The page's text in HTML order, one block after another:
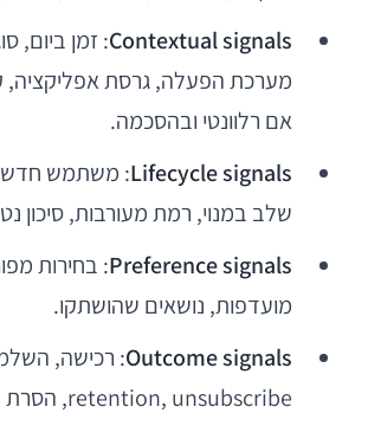
Contextual signals: זמן ביום,
מערכת הפעלה, גרסת אפליקציה,
אם רלוונטי ובהסכמה.
Lifecycle signals: משתמש
שלב במנוי, רמת מעורבות, סיכון
Preference signals: בחירות
מועדפות, נושאים שהושתקו.
Outcome signals: רכישה,
retention, unsubscribe, הסרת התראות.